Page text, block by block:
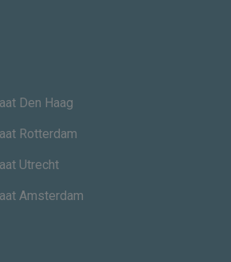
Den Haag
Rotterdam
Utrecht
Amsterdam